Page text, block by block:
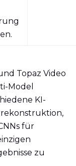
Topaz Video
Model
KI-
für
zu